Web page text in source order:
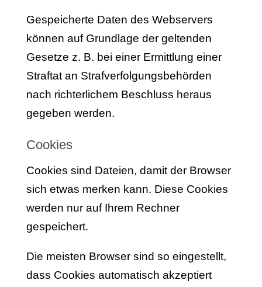
Gespeicherte Daten des Webservers
können auf Grundlage der geltenden
Gesetze z. B. bei einer Ermittlung einer
Straftat an Strafverfolgungsbehörden
nach richterlichem Beschluss heraus
gegeben werden.
Cookies
Cookies sind Dateien, damit der Browser
sich etwas merken kann. Diese Cookies
werden nur auf Ihrem Rechner
gespeichert.
Die meisten Browser sind so eingestellt,
dass Cookies automatisch akzeptiert